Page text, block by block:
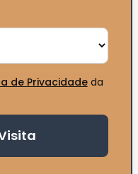
de Privacidadeda